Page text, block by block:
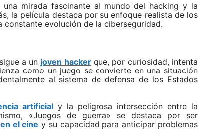
mirada fascinante al mundo del hacking y la
la película destaca por su enfoque realista de los
evolución de la ciberseguridad.
a un joven hackerque, por curiosidad, intenta
como un juego se convierte en una situación
al sistema de defensa de los Estados
artificial y la peligrosa intersección entre la
«Juegos de guerra» se destaca por ser
el cine y su capacidad para anticipar problemas